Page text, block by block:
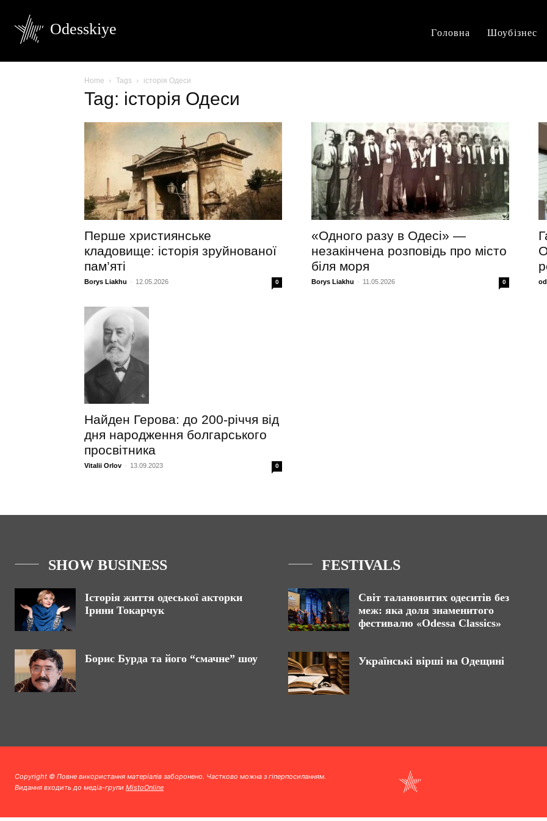
Odesskiye Головна Шоубізнес
Home Tags історія Одеси
Tag: історія Одеси
Перше християнське
кладовище: історія зруйнованої
пам’яті
Borys Liakhu - 12.05.2026 0
«Одного разу в Одесі» —
незакінчена розповідь про місто
біля моря
Borys Liakhu - 11.05.2026 0
Найден Герова: до 200-річчя від
дня народження болгарського
просвітника
Vitalii Orlov - 13.09.2023 0
SHOW BUSINESS
Історія життя одеської акторки
Ірини Токарчук
Борис Бурда та його “смачне” шоу
FESTIVALS
Світ талановитих одеситів без
меж: яка доля знаменитого
фестивалю «Odessa Classics»
Українські вірші на Одещині
Copyright © Повне використання матеріалів заборонено. Частково можна з гіперпосиланням.
Видання входить до медіа-групи MistoOnline